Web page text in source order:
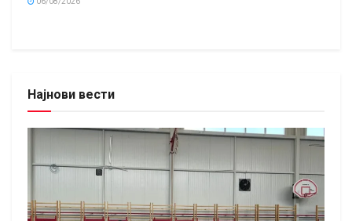
Најнови вести